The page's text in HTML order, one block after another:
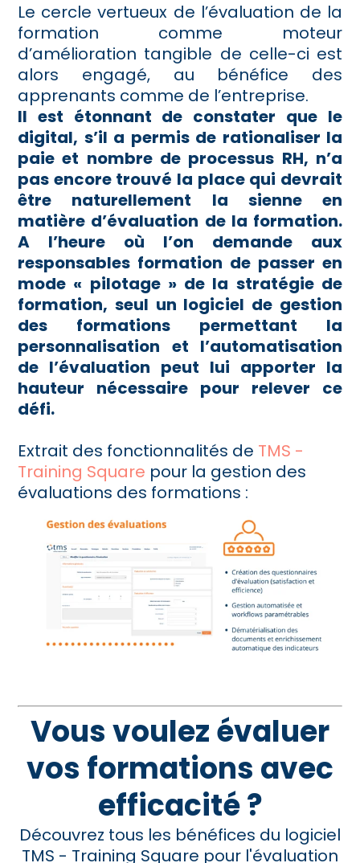
Le cercle vertueux de l’évaluation de la
formation comme moteur
d’amélioration tangible de celle-ci est
alors engagé, au bénéfice des
apprenants comme de l’entreprise.
Il est étonnant de constater que le
digital, s’il a permis de rationaliser la
paie et nombre de processus RH, n’a
pas encore trouvé la place qui devrait
être naturellement la sienne en
matière d’évaluation de la formation.
A l’heure où l’on demande aux
responsables formation de passer en
mode « pilotage » de la stratégie de
formation, seul un logiciel de gestion
des formations permettant la
personnalisation et l’automatisation
de l’évaluation peut lui apporter la
hauteur nécessaire pour relever ce
défi.
Extrait des fonctionnalités de TMS -
Training Square pour la gestion des
évaluations des formations :
Vous voulez évaluer
vos formations avec
efficacité ?
Découvrez tous les bénéfices du logiciel
TMS - Training Square pour l'évaluation